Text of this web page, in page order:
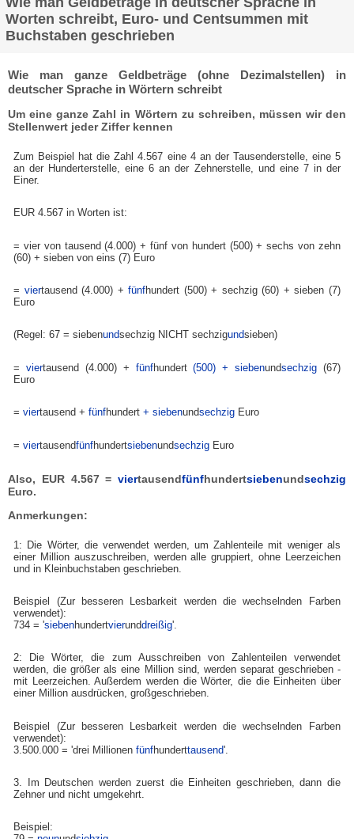
Worten schreibt, Euro- und Centsummen mit
Buchstaben geschrieben
Wie man ganze Geldbeträge (ohne Dezimalstellen) in
deutscher Sprache in Wörtern schreibt
Um eine ganze Zahl in Wörtern zu schreiben, müssen wir den
Stellenwert jeder Ziffer kennen
Zum Beispiel hat die Zahl 4.567 eine 4 an der Tausenderstelle, eine 5
an der Hunderterstelle, eine 6 an der Zehnerstelle, und eine 7 in der
Einer.
EUR 4.567 in Worten ist:
= vier von tausend (4.000) + fünf von hundert (500) + sechs von zehn
(60) + sieben von eins (7) Euro
= viertausend (4.000) +fünfhundert (500) + sechzig (60) + sieben (7)
Euro
(Regel: 67 = siebenundsechzig NICHT sechzigundsieben)
=viertausend (4.000) + fünfhundert(500) + siebenundsechzig(67)
Euro
=viertausend +fünfhundert + siebenundsechzig Euro
=viertausendfünfhundertsiebenundsechzig Euro
Also, EUR 4.567 =viertausendfünfhundertsiebenundsechzig
Euro.
Anmerkungen:
1: Die Wörter, die verwendet werden, um Zahlenteile mit weniger als
einer Million auszuschreiben, werden alle gruppiert, ohne Leerzeichen
und in Kleinbuchstaben geschrieben.
Beispiel (Zur besseren Lesbarkeit werden die wechselnden Farben
verwendet):
734 = 'siebenhundertvierunddreißig'.
2: Die Wörter, die zum Ausschreiben von Zahlenteilen verwendet
werden, die größer als eine Million sind, werden separat geschrieben -
mit Leerzeichen. Außerdem werden die Wörter, die die Einheiten über
einer Million ausdrücken, großgeschrieben.
Beispiel (Zur besseren Lesbarkeit werden die wechselnden Farben
verwendet):
3.500.000 = 'drei Millionenfünfhunderttausend'.
3. Im Deutschen werden zuerst die Einheiten geschrieben, dann die
Zehner und nicht umgekehrt.
Beispiel: